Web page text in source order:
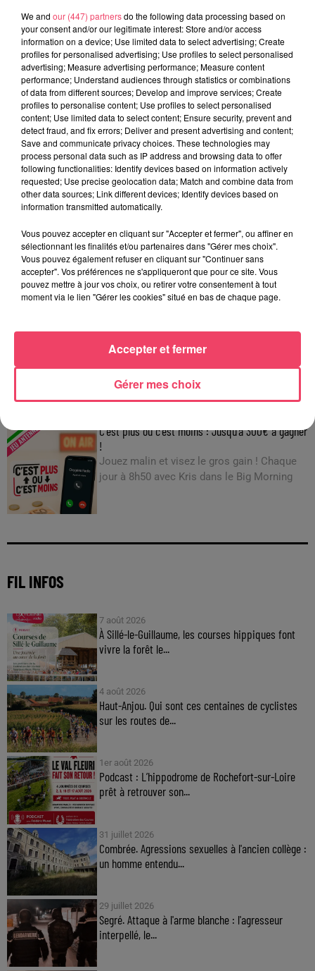
29 juillet 2026
SEGRÉ. ATTAQUE À L'ARME BLANCHE : L'AGRESSEUR INTERPELLÉ,
LE...
INCENDIE EN GIRONDE. « DIRE QU'ON N'A PAS EU PEUR, CE N'EST
C'est plus ou c'est moins : Jusqu'à 300€ à gagner
!
Jouez malin et visez le gros gain ! Chaque
jour à 8h50 avec Kris dans le Big Morning
FIL INFOS
7 août 2026
À Sillé-le-Guillaume, les courses hippiques font
vivre la forêt le...
4 août 2026
Haut-Anjou. Qui sont ces centaines de cyclistes
sur les routes de...
1er août 2026
Podcast : L’hippodrome de Rochefort-sur-Loire
prêt à retrouver son...
31 juillet 2026
Combrée. Agressions sexuelles à l'ancien collège :
un homme entendu...
29 juillet 2026
Segré. Attaque à l'arme blanche : l'agresseur
interpellé, le...
We and our (447) partnersdo the following data processing based on
your consent and/or our legitimate interest: Store and/or access
information on a device; Use limited data to select advertising; Create
profiles for personalised advertising; Use profiles to select personalised
advertising; Measure advertising performance; Measure content
performance; Understand audiences through statistics or combinations
of data from different sources; Develop and improve services; Create
profiles to personalise content; Use profiles to select personalised
content; Use limited data to select content; Ensure security, prevent and
detect fraud, and fix errors; Deliver and present advertising and content;
Save and communicate privacy choices. These technologies may
process personal data such as IP address and browsing data to offer
following functionalities: Identify devices based on information actively
requested; Use precise geolocation data; Match and combine data from
other data sources; Link different devices; Identify devices based on
information transmitted automatically.
Vous pouvez accepter en cliquant sur "Accepter et fermer", ou affiner en
sélectionnant les finalités et/ou partenaires dans "Gérer mes choix".
Vous pouvez également refuser en cliquant sur "Continuer sans
accepter". Vos préférences ne s'appliqueront que pour ce site. Vous
pouvez mettre à jour vos choix, ou retirer votre consentement à tout
moment via le lien "Gérer les cookies" situé en bas de chaque page.
Gérer mes choix
Accepter et fermer